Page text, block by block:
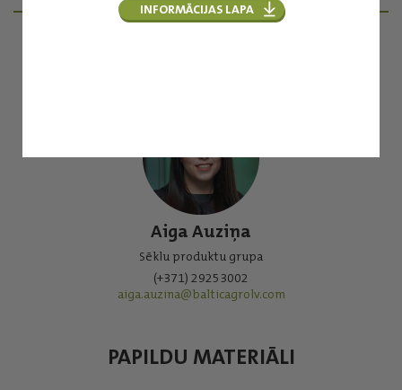
INFORMĀCIJAS LAPA
Aiga Auziņa
Sēklu produktu grupa
(+371) 29253002
aiga.auzina@balticagrolv.com
PAPILDU MATERIĀLI